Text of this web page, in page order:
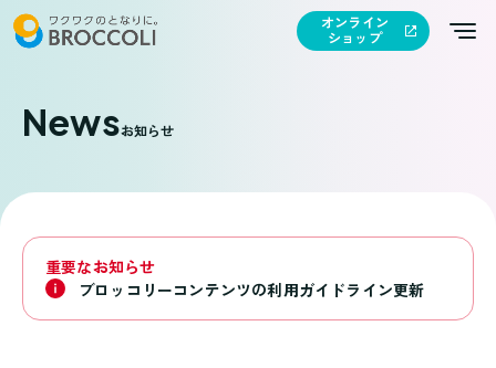
オンライン
ショップ
Newsお知らせ
重要なお知らせ
ブロッコリーコンテンツの利用ガイドライン更新